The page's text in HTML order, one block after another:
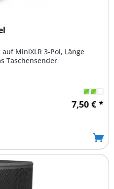
MiniXLR 3-Pol, Länge
Taschensender
7,50 € *